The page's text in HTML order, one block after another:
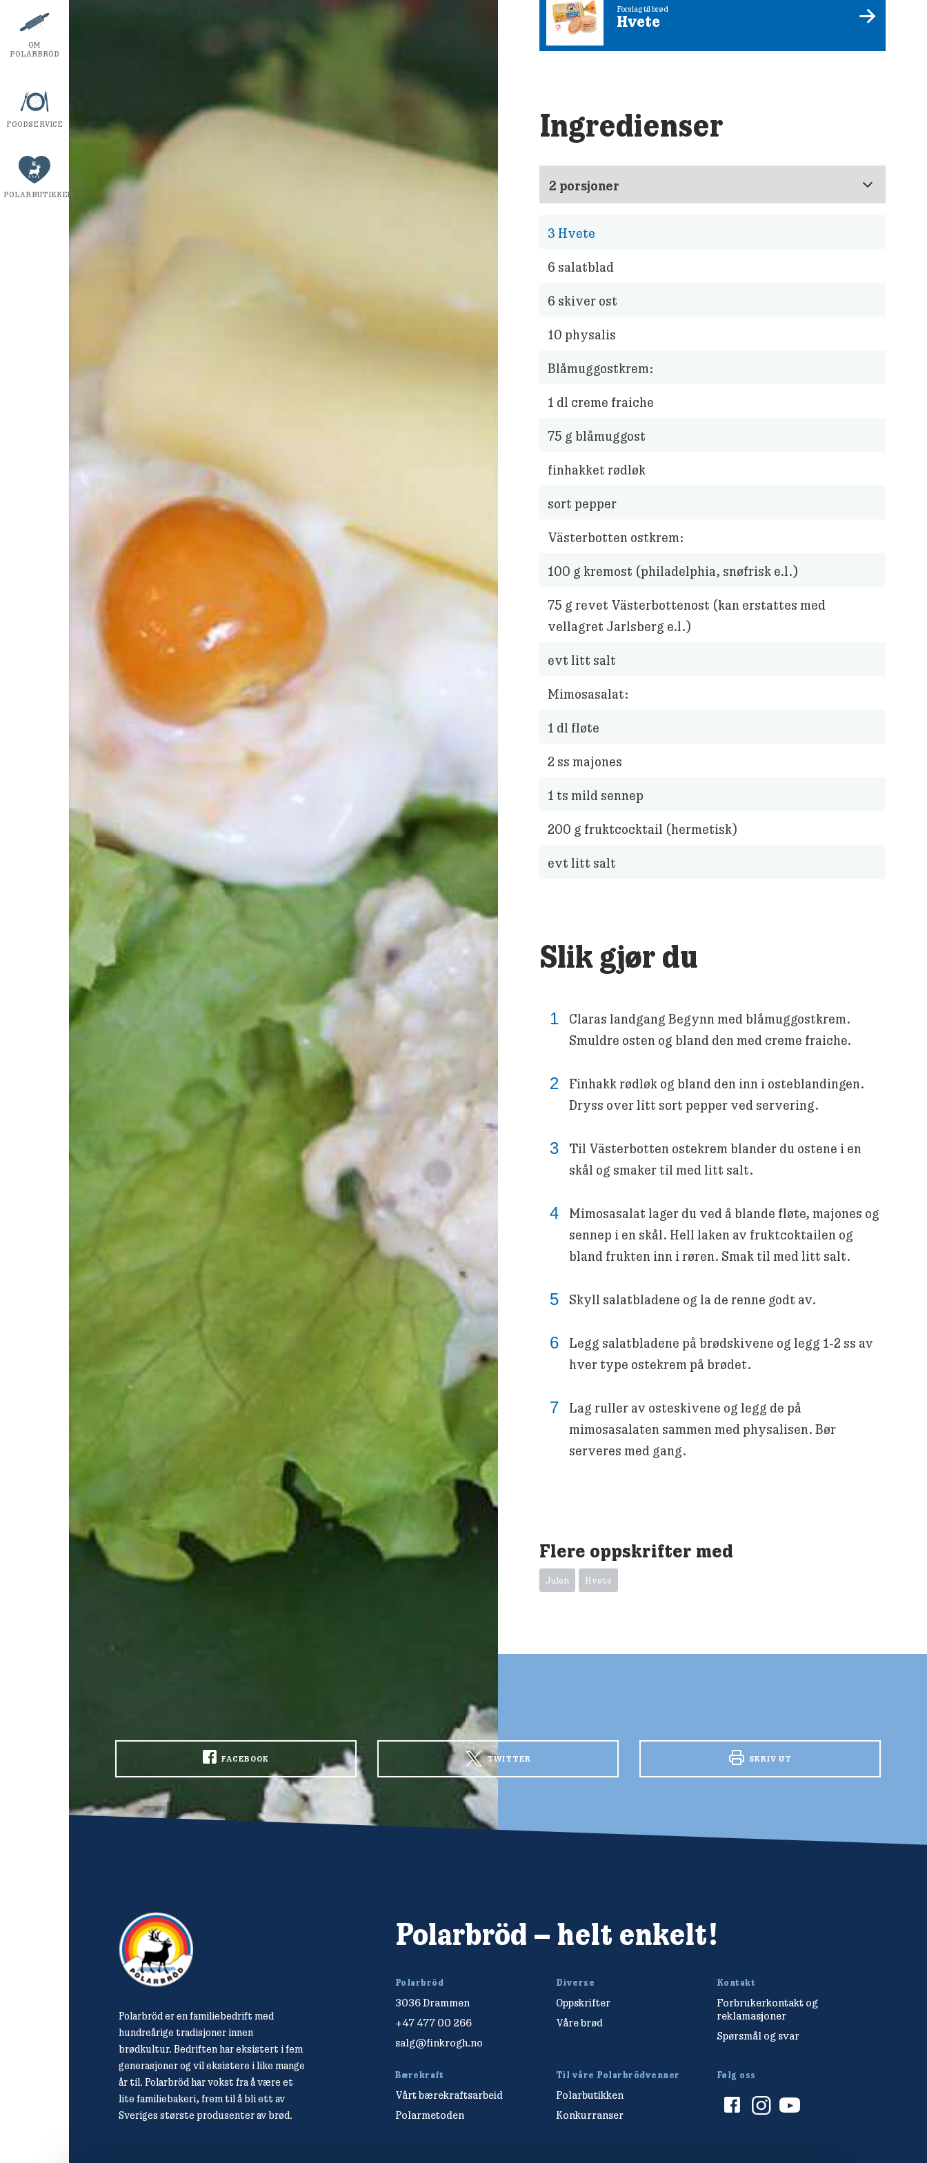
OM
POLARBRÖD
FOODSERVICE
POLARBUTIKKEN
Forslag til brød
Hvete
Ingredienser
3 Hvete
6 salatblad
6 skiver ost
10 physalis
Blåmuggostkrem:
1 dl creme fraiche
75 g blåmuggost
finhakket rødløk
sort pepper
Västerbotten ostkrem:
100 g kremost (philadelphia, snøfrisk e.l.)
75 g revet Västerbottenost (kan erstattes med
vellagret Jarlsberg e.l.)
evt litt salt
Mimosasalat:
1 dl fløte
2 ss majones
1 ts mild sennep
200 g fruktcocktail (hermetisk)
evt litt salt
Slik gjør du
Claras landgang Begynn med blåmuggostkrem.
Smuldre osten og bland den med creme fraiche.
Finhakk rødløk og bland den inn i osteblandingen.
Dryss over litt sort pepper ved servering.
Til Västerbotten ostekrem blander du ostene i en
skål og smaker til med litt salt.
Mimosasalat lager du ved å blande fløte, majones og
sennep i en skål. Hell laken av fruktcoktailen og
bland frukten inn i røren. Smak til med litt salt.
Skyll salatbladene og la de renne godt av.
Legg salatbladene på brødskivene og legg 1-2 ss av
hver type ostekrem på brødet.
Lag ruller av osteskivene og legg de på
mimosasalaten sammen med physalisen. Bør
serveres med gang.
Flere oppskrifter med
Julen Hvete
FACEBOOK TWITTER SKRIV UT
Polarbröd er en familiebedrift med
hundreårige tradisjoner innen
brødkultur. Bedriften har eksistert i fem
generasjoner og vil eksistere i like mange
år til. Polarbröd har vokst fra å være et
lite familiebakeri, frem til å bli ett av
Sveriges største produsenter av brød.
Polarbröd – helt enkelt!
Polarbröd
3036 Drammen
+47 477 00 266
salg@finkrogh.no
Diverse
Oppskrifter
Våre brød
Kontakt
Forbrukerkontakt og
reklamasjoner
Spørsmål og svar
Bærekraft
Vårt bærekraftsarbeid
Polarmetoden
Til våre Polarbrödvenner
Polarbutikken
Konkurranser
Følg oss